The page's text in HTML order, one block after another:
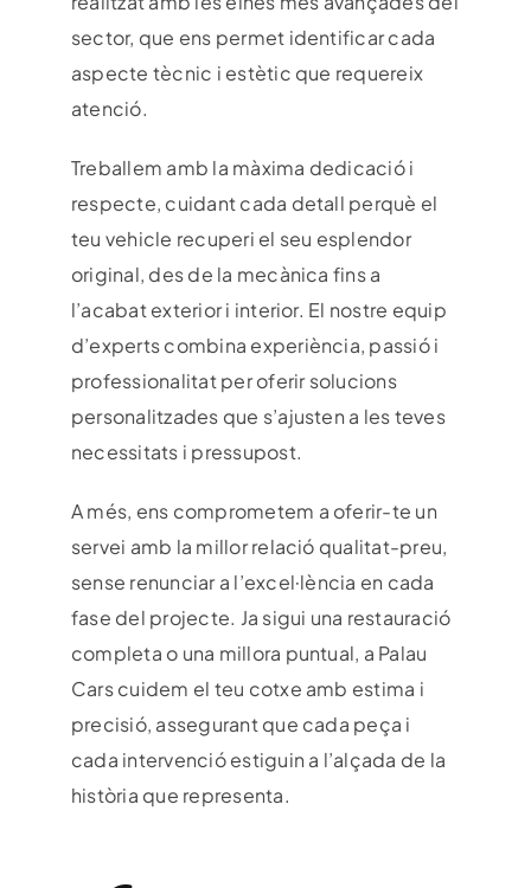
sector, que ens permet identificar cada
aspecte tècnic i estètic que requereix
atenció.
Treballem amb la màxima dedicació i
respecte, cuidant cada detall perquè el
teu vehicle recuperi el seu esplendor
original, des de la mecànica fins a
l’acabat exterior i interior. El nostre equip
d’experts combina experiència, passió i
professionalitat per oferir solucions
personalitzades que s’ajusten a les teves
necessitats i pressupost.
A més, ens comprometem a oferir-te un
servei amb la millor relació qualitat-preu,
sense renunciar a l’excel·lència en cada
fase del projecte. Ja sigui una restauració
completa o una millora puntual, a Palau
Cars cuidem el teu cotxe amb estima i
precisió, assegurant que cada peça i
cada intervenció estiguin a l’alçada de la
història que representa.